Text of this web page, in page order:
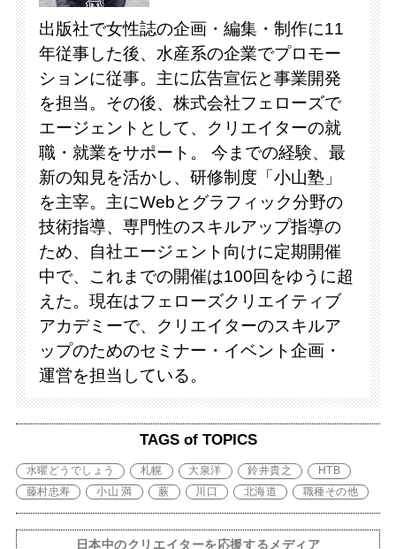
出版社で女性誌の企画・編集・制作に11
年従事した後、水産系の企業でプロモー
ションに従事。主に広告宣伝と事業開発
を担当。その後、株式会社フェローズで
エージェントとして、クリエイターの就
職・就業をサポート。 今までの経験、最
新の知見を活かし、研修制度「小山塾」
を主宰。主にWebとグラフィック分野の
技術指導、専門性のスキルアップ指導の
ため、自社エージェント向けに定期開催
中で、これまでの開催は100回をゆうに超
えた。現在はフェローズクリエイティブ
アカデミーで、クリエイターのスキルア
ップのためのセミナー・イベント企画・
運営を担当している。
TAGS of TOPICS
水曜どうでしょう 札幌 大泉洋 鈴井貴之
HTB
藤村忠寿
小山 満 蕨 川口 北海道 職種その他
日本中のクリエイターを応援するメディア